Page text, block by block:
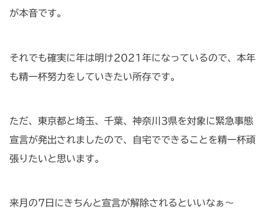
が本音です。
それでも確実に年は明け2021年になっているので、本年
も精一杯努力をしていきたい所存です。
ただ、東京都と埼玉、千葉、神奈川3県を対象に緊急事態
宣言が発出されましたので、自宅でできることを精一杯頑
張りたいと思います。
来月の7日にきちんと宣言が解除されるといいなぁ～